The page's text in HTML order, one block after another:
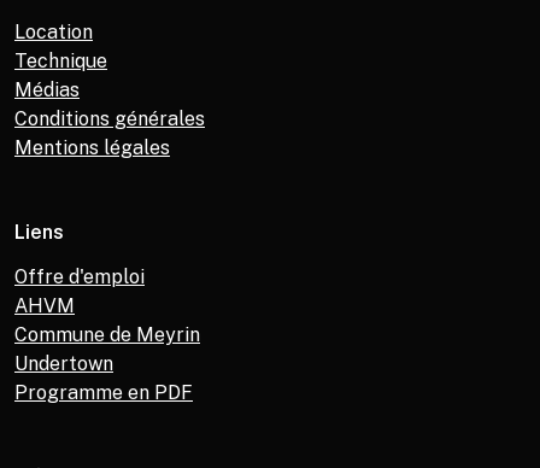
Location
Technique
Médias
Conditions générales
Mentions légales
Liens
Offre d'emploi
AHVM
Commune de Meyrin
Undertown
Programme en PDF